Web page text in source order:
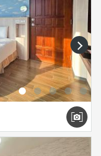
next